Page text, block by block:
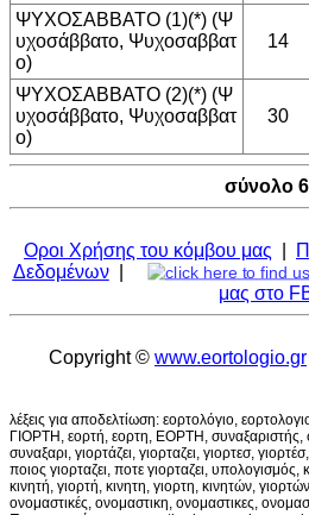
ΨΥΧΟΣΑΒΒΑΤΟ (1)(*) (Ψ
υχοσάββατο, Ψυχοσαββατ
ο)
14
ΨΥΧΟΣΑΒΒΑΤΟ (2)(*) (Ψ
υχοσάββατο, Ψυχοσαββατ
ο)
30
σύνολο 6
Οροι Χρήσης του κόμβου μας
Δεδομένων|
μας στο
Copyright © www.eortologio.gr
λέξεις για αποδελτίωση: εορτολόγιο,
ΓΙΟΡΤΗ, εορτή, εορτη, ΕΟΡΤΗ, συναξαριστής,
συναξαρι, γιορτάζει, γιορταζει, γιορτεσ,
ποιος γιορταζει, ποτε γιορταζει, υπολογισμός,
κινητή, γιορτή, κινητη, γιορτη, κινητών,
ονομαστικές, ονομαστικη, ονομαστικες,